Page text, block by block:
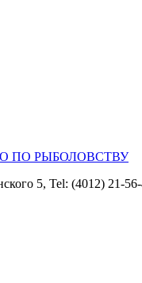
ПО РЫБОЛОВСТВУ
5, Tel: (4012) 21-